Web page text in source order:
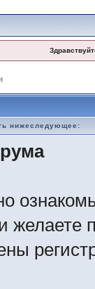
нижеследующее: